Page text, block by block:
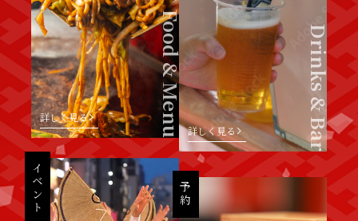
Food & Menu
詳しく見る Drinks & Bar
詳しく見る
イベント 予約